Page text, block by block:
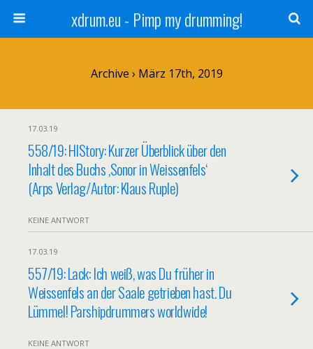
xdrum.eu - Pimp my drumming!
Archive › März 17th, 2019
17.03.19
558/19: HIStory: Kurzer Überblick über den
Inhalt des Buchs ‚Sonor in Weissenfels‘
(Arps Verlag/Autor: Klaus Ruple)
KEINE ANTWORT
17.03.19
557/19: Lack: Ich weiß, was Du früher in
Weissenfels an der Saale getrieben hast. Du
Lümmel! Parshipdrummers worldwide!
KEINE ANTWORT